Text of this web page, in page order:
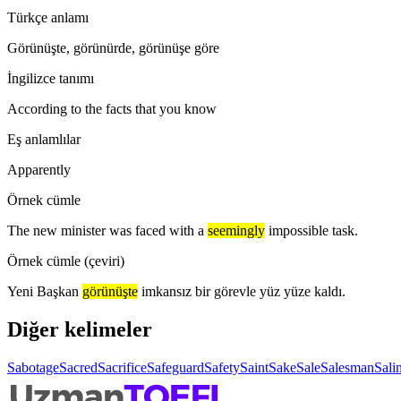
Türkçe anlamı
Görünüşte, görünürde, görünüşe göre
İngilizce tanımı
According to the facts that you know
Eş anlamlılar
Apparently
Örnek cümle
The new minister was faced with a seemingly impossible task.
Örnek cümle (çeviri)
Yeni Başkan görünüşte imkansız bir görevle yüz yüze kaldı.
Diğer kelimeler
SabotageSacredSacrificeSafeguardSafetySaintSakeSaleSalesman